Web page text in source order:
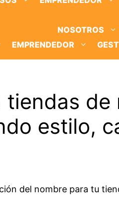
NOSOTROS
EMPRENDEDOR
de
estilo,
del nombre para tu